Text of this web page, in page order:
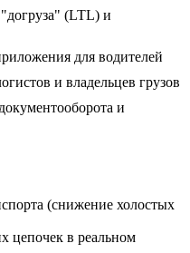
"догруза" (LTL) и
для водителей
и владельцев грузов
и
(снижение холостых
цепочек в реальном